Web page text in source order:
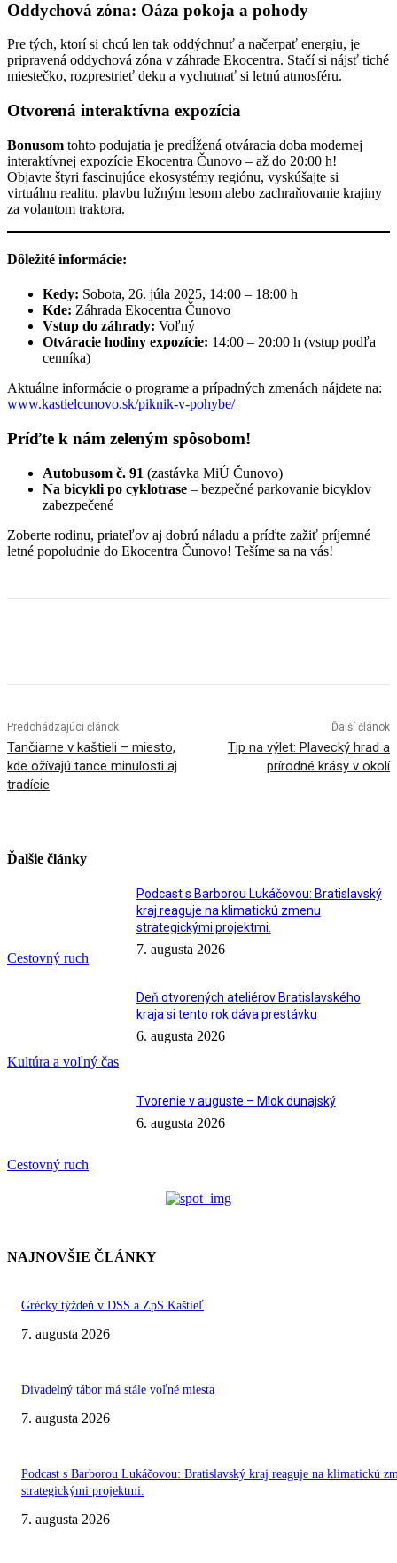
Oddychová zóna: Oáza pokoja a pohody
Pre tých, ktorí si chcú len tak oddýchnuť a načerpať energiu, je
pripravená oddychová zóna v záhrade Ekocentra. Stačí si nájsť tiché
miestečko, rozprestrieť deku a vychutnať si letnú atmosféru.
Otvorená interaktívna expozícia
Bonusom tohto podujatia je predĺžená otváracia doba modernej
interaktívnej expozície Ekocentra Čunovo – až do 20:00 h!
Objavte štyri fascinujúce ekosystémy regiónu, vyskúšajte si
virtuálnu realitu, plavbu lužným lesom alebo zachraňovanie krajiny
za volantom traktora.
Dôležité informácie:
Kedy: Sobota, 26. júla 2025, 14:00 – 18:00 h
Kde: Záhrada Ekocentra Čunovo
Vstup do záhrady: Voľný
Otváracie hodiny expozície: 14:00 – 20:00 h (vstup podľa
cenníka)
Aktuálne informácie o programe a prípadných zmenách nájdete na:
www.kastielcunovo.sk/piknik-v-pohybe/
Príďte k nám zeleným spôsobom!
Autobusom č. 91 (zastávka MiÚ Čunovo)
Na bicykli po cyklotrase – bezpečné parkovanie bicyklov
zabezpečené
Zoberte rodinu, priateľov aj dobrú náladu a príďte zažiť príjemné
letné popoludnie do Ekocentra Čunovo! Tešíme sa na vás!
Predchádzajúci článok
Tančiarne v kaštieli – miesto,
kde ožívajú tance minulosti aj
tradície
Ďalší článok
Tip na výlet: Plavecký hrad a
prírodné krásy v okolí
Ďalšie články
Cestovný ruch
Podcast s Barborou Lukáčovou: Bratislavský
kraj reaguje na klimatickú zmenu
strategickými projektmi.
7. augusta 2026
Kultúra a voľný čas
Deň otvorených ateliérov Bratislavského
kraja si tento rok dáva prestávku
6. augusta 2026
Cestovný ruch
Tvorenie v auguste – Mlok dunajský
6. augusta 2026
NAJNOVŠIE ČLÁNKY
Grécky týždeň v DSS a ZpS Kaštieľ
7. augusta 2026
Divadelný tábor má stále voľné miesta
7. augusta 2026
Podcast s Barborou Lukáčovou: Bratislavský kraj reaguje na klimatickú
strategickými projektmi.
7. augusta 2026